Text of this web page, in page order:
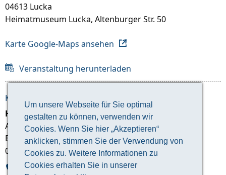
Um unsere Webseite für Sie optimal
gestalten zu können, verwenden wir
Cookies. Wenn Sie hier „Akzeptieren“
anklicken, stimmen Sie der Verwendung von
Cookies zu. Weitere Informationen zu
Cookies erhalten Sie in unserer
04613 Lucka
Heimatmuseum Lucka, Altenburger Str. 50
Karte Google-Maps ansehen
Veranstaltung herunterladen
KONTAKT ZUM VERANSTALTER:
Heimatverein Lucka e.V.
Andreas Hauschild
Bahnhofstraße 48
04613 Lucka
034492 229-02